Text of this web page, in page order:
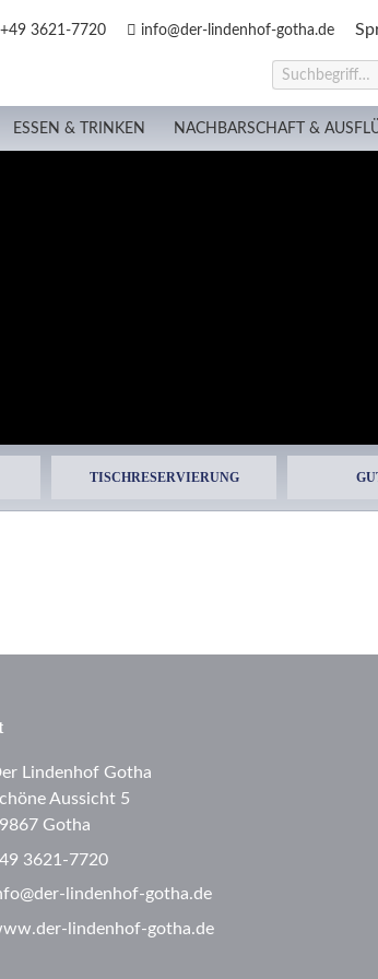
+49 3621-7720 info@der-lindenhof-gotha.de
ESSEN & TRINKEN NACHBARSCHAFT &
TISCHRESERVIERUNG
Lindenhof Gotha
Aussicht 5
Gotha
3621-7720
lindenhof-gotha.de
lindenhof-gotha.de